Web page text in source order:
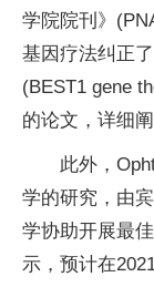
学院院刊》
基因疗法纠正
(BEST1 gene
的论文，详细
此外，
学的研究，由
学协助开展最
示，预计在